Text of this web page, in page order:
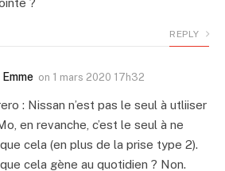
?
REPLY
on 1 mars 2020 17h32
: Nissan n’est pas le seul à utliiser
en revanche, c’est le seul à ne
cela (en plus de la prise type 2).
cela gène au quotidien ? Non.